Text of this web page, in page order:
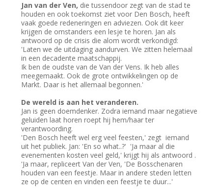
Jan van der Ven, die tussendoor zegt van de stad te
houden en ook toekomst ziet voor Den Bosch, heeft
vaak goede redeneringen en adviezen. Ook dit keer
krijgen de omstanders een lesje te horen. Jan als
antwoord op de crisis die alom wordt verkondigd:
'Laten we de uitdaging aandurven. We zitten helemaal
in een decadente maatschappij.
Ik ben de oudste van de Van der Vens. Ik heb alles
meegemaakt. Ook de grote ontwikkelingen op de
Markt. Daar is het allemaal begonnen.'
De wereld is aan het veranderen.
Jan is geen doemdenker. Zodra iemand maar negatieve
geluiden laat horen roept hij hem/haar ter
verantwoording.
'Den Bosch heeft wel erg veel feesten,' zegt iemand
uit het publiek. Jan: 'En so what..?' 'Ja maar al die
evenementen kosten veel geld,' krijgt hij als antwoord .
'Ja maar, repliceert Van der Ven, 'De Bosschenaren
houden van een feestje. Maar in andere steden letten
ze op de centen en vinden een feestje te duur...'